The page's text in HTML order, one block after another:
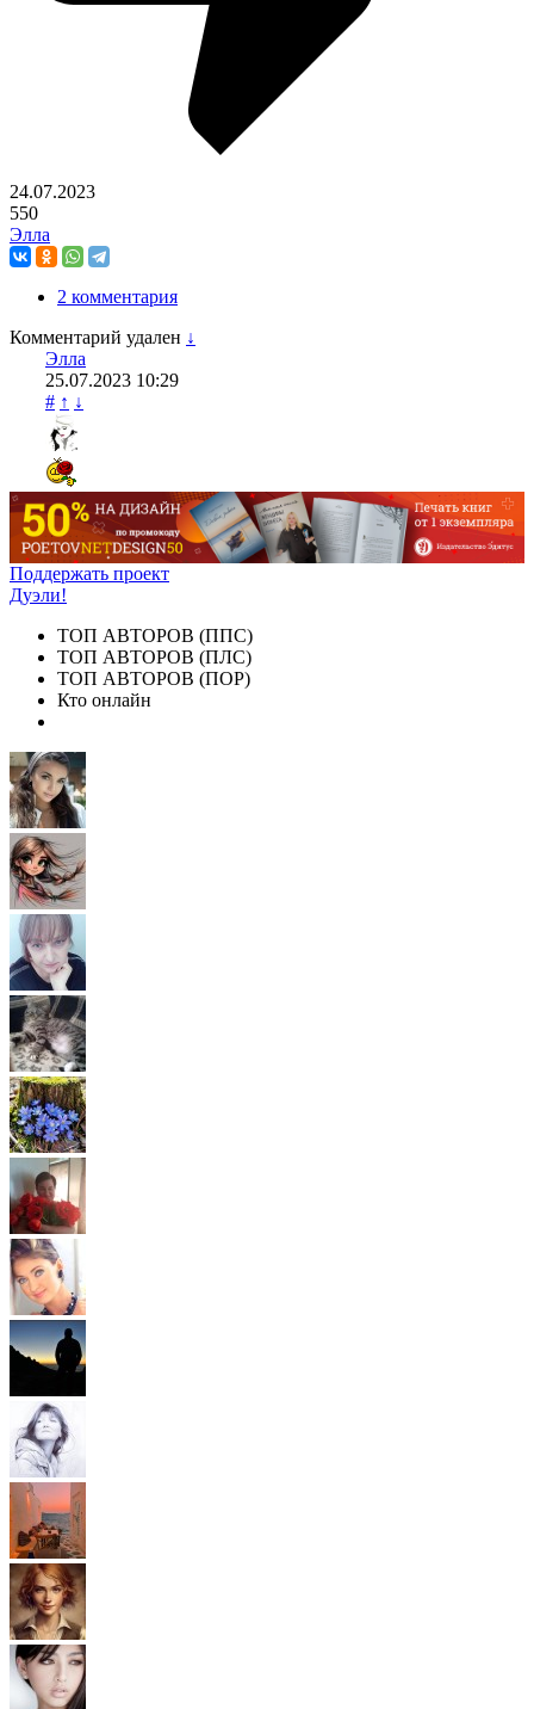
24.07.2023
550
Элла
2 комментария
Комментарий удален ↓
Элла
25.07.2023 10:29
# ↑ ↓
Поддержать проект
Дуэли!
ТОП АВТОРОВ (ППС)
ТОП АВТОРОВ (ПЛС)
ТОП АВТОРОВ (ПОР)
Кто онлайн